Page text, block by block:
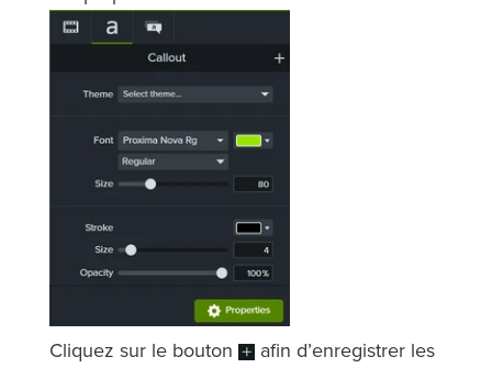
Cliquez sur le bouton
afin d’enregistrer les